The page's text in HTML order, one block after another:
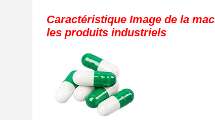
Caractéristique Image de la
les produits industriels